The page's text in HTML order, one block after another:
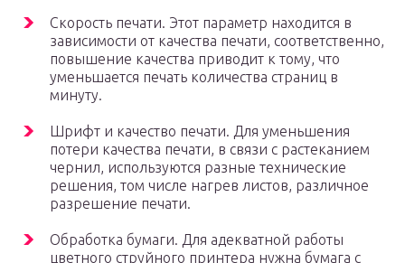
Скорость печати. Этот параметр находится в
зависимости от качества печати, соответственно,
повышение качества приводит к тому, что
уменьшается печать количества страниц в
минуту.
Шрифт и качество печати. Для уменьшения
потери качества печати, в связи с растеканием
чернил, используются разные технические
решения, том числе нагрев листов, различное
разрешение печати.
Обработка бумаги. Для адекватной работы
цветного струйного принтера нужна бумага с